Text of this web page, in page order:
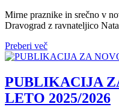
Mirne praznike in srečno v
Dravograd z ravnateljico
Preberi več
PUBLIKACIJA
LETO 2025/2026